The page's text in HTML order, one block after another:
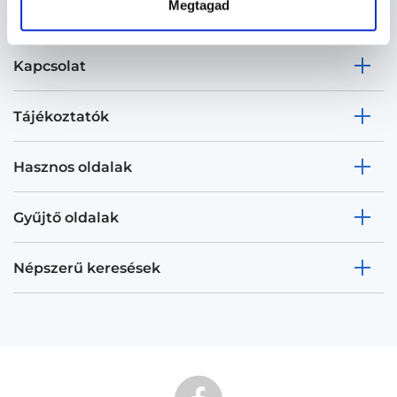
Megtagad
Kapcsolat
Tájékoztatók
Hasznos oldalak
Gyűjtő oldalak
Népszerű keresések